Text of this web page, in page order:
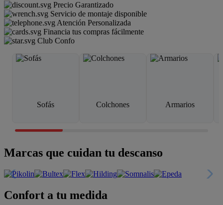
Precio Garantizado
Servicio de montaje disponible
Atención Personalizada
Financia tus compras fácilmente
Club Confo
Sofás Colchones Armarios
Marcas que cuidan tu descanso
Confort a tu medida